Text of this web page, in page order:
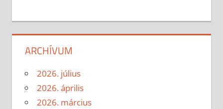
ARCHÍVUM
2026. július
2026. április
2026. március